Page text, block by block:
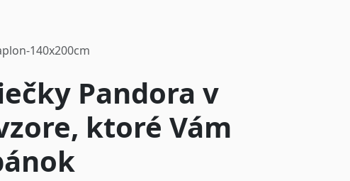
140x200cm
Pandora v
ktoré Vám